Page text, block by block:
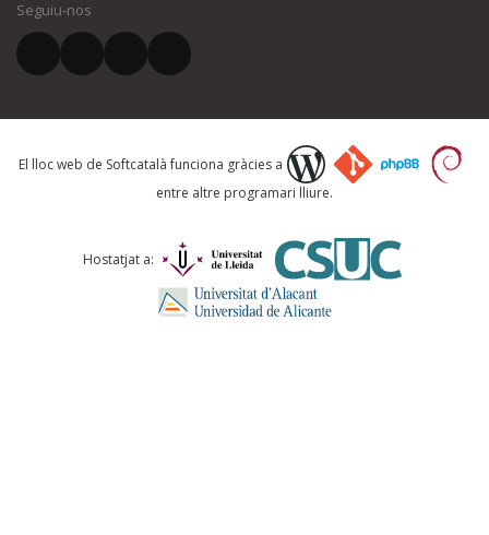
El vostre correu electrònic *
Què proposeu?
Comentari *
Seguiu-nos
El lloc web de Softcatalà funciona gràcies a
entre altre programari lliure.
Hostatjat a: